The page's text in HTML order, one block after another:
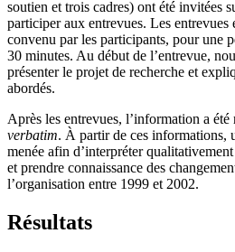
soutien et trois cadres) ont été invitées
participer aux entrevues. Les entrevues
convenu par les participants, pour une
30 minutes. Au début de l’entrevue,
présenter le projet de recherche et
abordés.
Après les entrevues, l’information a
verbatim. À partir de ces informations,
menée afin d’interpréter
et prendre connaissance des
l’organisation entre 1999 et 2002.
Résultats